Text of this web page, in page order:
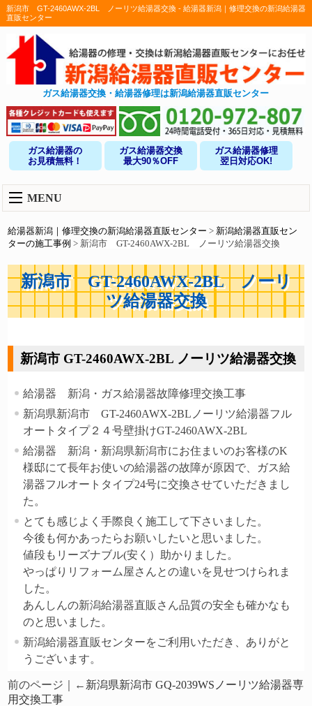
新潟市 GT-2460AWX-2BL ノーリツ給湯器交換 - 給湯器新潟｜修理交換の新潟給湯器
直販センター
ガス給湯器交換・給湯器修理は新潟給湯器直販センター
ガス給湯器の
お見積無料！
ガス給湯器交換
最大90％OFF
ガス給湯器修理
翌日対応OK!
MENU
給湯器新潟｜修理交換の新潟給湯器直販センター > 新潟給湯器直販セン
ターの施工事例 > 新潟市 GT-2460AWX-2BL ノーリツ給湯器交換
新潟市 GT-2460AWX-2BL ノーリ
ツ給湯器交換
新潟市 GT-2460AWX-2BL ノーリツ給湯器交換
給湯器 新潟・ガス給湯器故障修理交換工事
新潟県新潟市 GT-2460AWX-2BLノーリツ給湯器フル
オートタイプ２４号壁掛けGT-2460AWX-2BL
給湯器 新潟・新潟県新潟市にお住まいのお客様のK
様邸にて長年お使いの給湯器の故障が原因で、ガス給
湯器フルオートタイプ24号に交換させていただきまし
た。
とても感じよく手際良く施工して下さいました。
今後も何かあったらお願いしたいと思いました。
値段もリーズナブル(安く）助かりました。
やっぱりリフォーム屋さんとの違いを見せつけられま
した。
あんしんの新潟給湯器直販さん品質の安全も確かなも
のと思いました。
新潟給湯器直販センターをご利用いただき、ありがと
うございます。
前のページ｜← 新潟県新潟市 GQ-2039WSノーリツ給湯器専
用交換工事